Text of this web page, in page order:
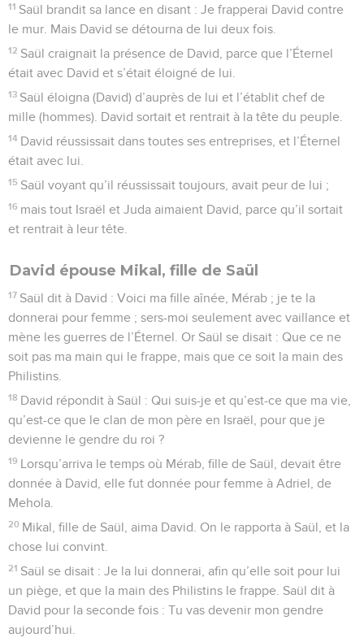
11 Saül brandit sa lance en disant : Je frapperai David contre
le mur. Mais David se détourna de lui deux fois.
12 Saül craignait la présence de David, parce que l’Éternel
était avec David et s’était éloigné de lui.
13 Saül éloigna (David) d’auprès de lui et l’établit chef de
mille (hommes). David sortait et rentrait à la tête du peuple.
14 David réussissait dans toutes ses entreprises, et l’Éternel
était avec lui.
15 Saül voyant qu’il réussissait toujours, avait peur de lui ;
16 mais tout Israël et Juda aimaient David, parce qu’il sortait
et rentrait à leur tête.
David épouse Mikal, fille de Saül
17 Saül dit à David : Voici ma fille aînée, Mérab ; je te la
donnerai pour femme ; sers-moi seulement avec vaillance et
mène les guerres de l’Éternel. Or Saül se disait : Que ce ne
soit pas ma main qui le frappe, mais que ce soit la main des
Philistins.
18 David répondit à Saül : Qui suis-je et qu’est-ce que ma vie,
qu’est-ce que le clan de mon père en Israël, pour que je
devienne le gendre du roi ?
19 Lorsqu’arriva le temps où Mérab, fille de Saül, devait être
donnée à David, elle fut donnée pour femme à Adriel, de
Mehola.
20 Mikal, fille de Saül, aima David. On le rapporta à Saül, et la
chose lui convint.
21 Saül se disait : Je la lui donnerai, afin qu’elle soit pour lui
un piège, et que la main des Philistins le frappe. Saül dit à
David pour la seconde fois : Tu vas devenir mon gendre
aujourd’hui.